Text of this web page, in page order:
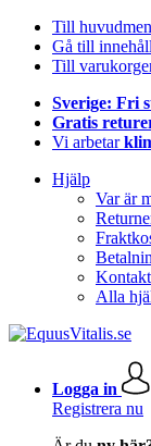
Till
Gå till
Till
Sverige: Fri
Gratis
Vi arbetar
Hjälp
Var är
Kontakt
Alla
Logga in
Registrera nu